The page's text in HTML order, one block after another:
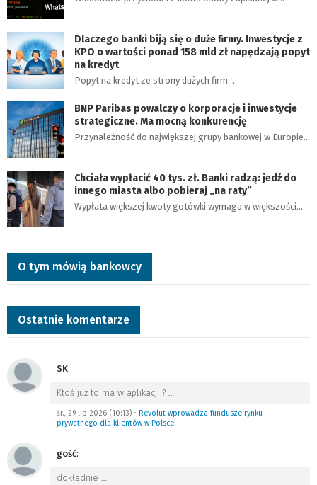
Dlaczego banki biją się o duże firmy. Inwestycje z
KPO o wartości ponad 158 mld zł napędzają popyt
na kredyt
Popyt na kredyt ze strony dużych firm…
BNP Paribas powalczy o korporacje i inwestycje
strategiczne. Ma mocną konkurencję
Przynależność do największej grupy bankowej w Europie…
Chciała wypłacić 40 tys. zł. Banki radzą: jedź do
innego miasta albo pobieraj „na raty”
Wypłata większej kwoty gotówki wymaga w większości…
O tym mówią bankowcy
Ostatnie komentarze
SK:
Ktoś już to ma w aplikacji ?
śr., 29 lip 2026 (10:13) • Revolut wprowadza fundusze rynku
prywatnego dla klientów w Polsce
gość:
dokładnie